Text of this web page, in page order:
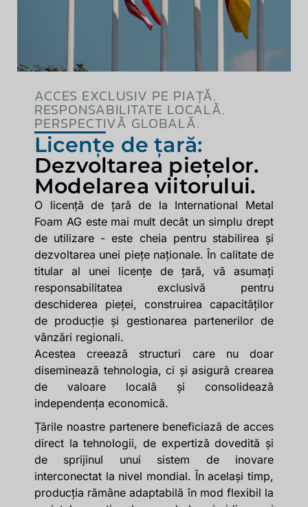
ACCES EXCLUSIV PE PIAȚĂ.
RESPONSABILITATE LOCALĂ.
PERSPECTIVĂ GLOBALĂ.
Licențe de țară:
Dezvoltarea piețelor.
Modelarea viitorului.
O licență de țară de la International Metal
Foam AG este mai mult decât un simplu drept
de utilizare - este cheia pentru stabilirea și
dezvoltarea unei piețe naționale. În calitate de
titular al unei licențe de țară, vă asumați
responsabilitatea exclusivă pentru
deschiderea pieței, construirea capacităților
de producție și gestionarea partenerilor de
vânzări regionali.
Acestea creează structuri care nu doar
diseminează tehnologia, ci și asigură crearea
de valoare locală și consolidează
independența economică.
Țările noastre partenere beneficiază de acces
direct la tehnologii, de expertiză dovedită și
de sprijinul unui sistem de inovare
interconectat la nivel mondial. În același timp,
producția rămâne adaptabilă în mod flexibil la